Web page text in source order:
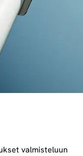
valmisteluun